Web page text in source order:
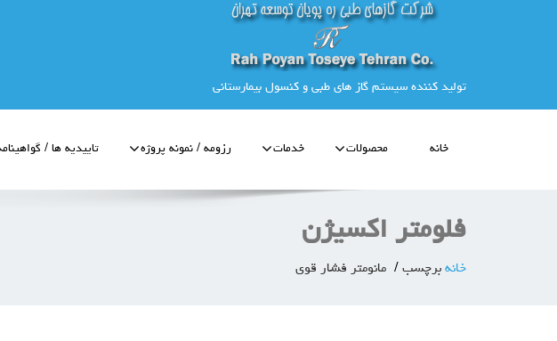
تولید کننده سیستم گاز های طبی و کنسول بیمارستانی
خانه محصولات خدمات رزومه / نمونه پروژه تاییدیه ها /
فلومتر اکسیژن
خانه برچسب مانومتر فشار قوی